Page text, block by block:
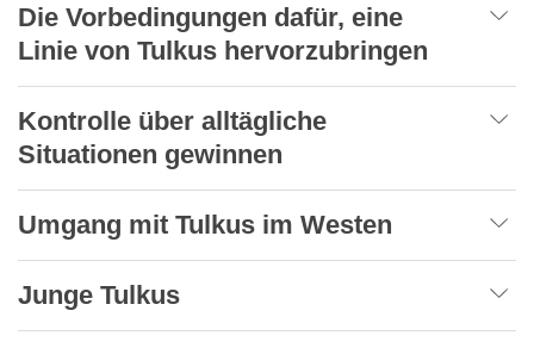
Die Vorbedingungen dafür, eine
Linie von Tulkus hervorzubringen
Kontrolle über alltägliche
Situationen gewinnen
Umgang mit Tulkus im Westen
Junge Tulkus